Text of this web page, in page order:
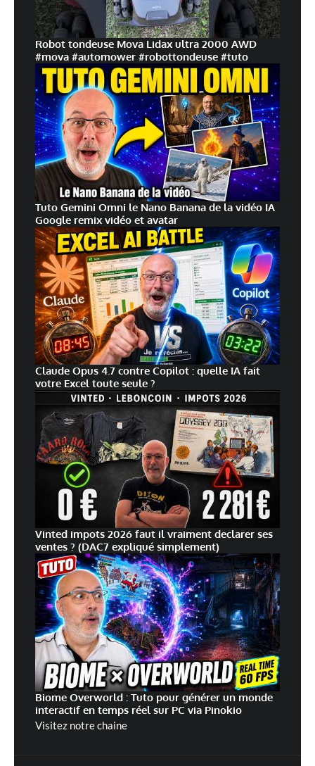
Robot tondeuse Mova Lidax ultra 2000 AWD
#mova #automower #robottondeuse #tuto
Tuto Gemini Omni le Nano Banana de la vidéo IA
Google remix vidéo et avatar
Claude Opus 4.7 contre Copilot : quelle IA fait
votre Excel toute seule ?
Vinted impots 2026 faut il vraiment declarer ses
ventes ? (DAC7 expliqué simplement)
Biome Overworld : Tuto pour générer un monde
interactif en temps réel sur PC via Pinokio
Visitez notre chaine